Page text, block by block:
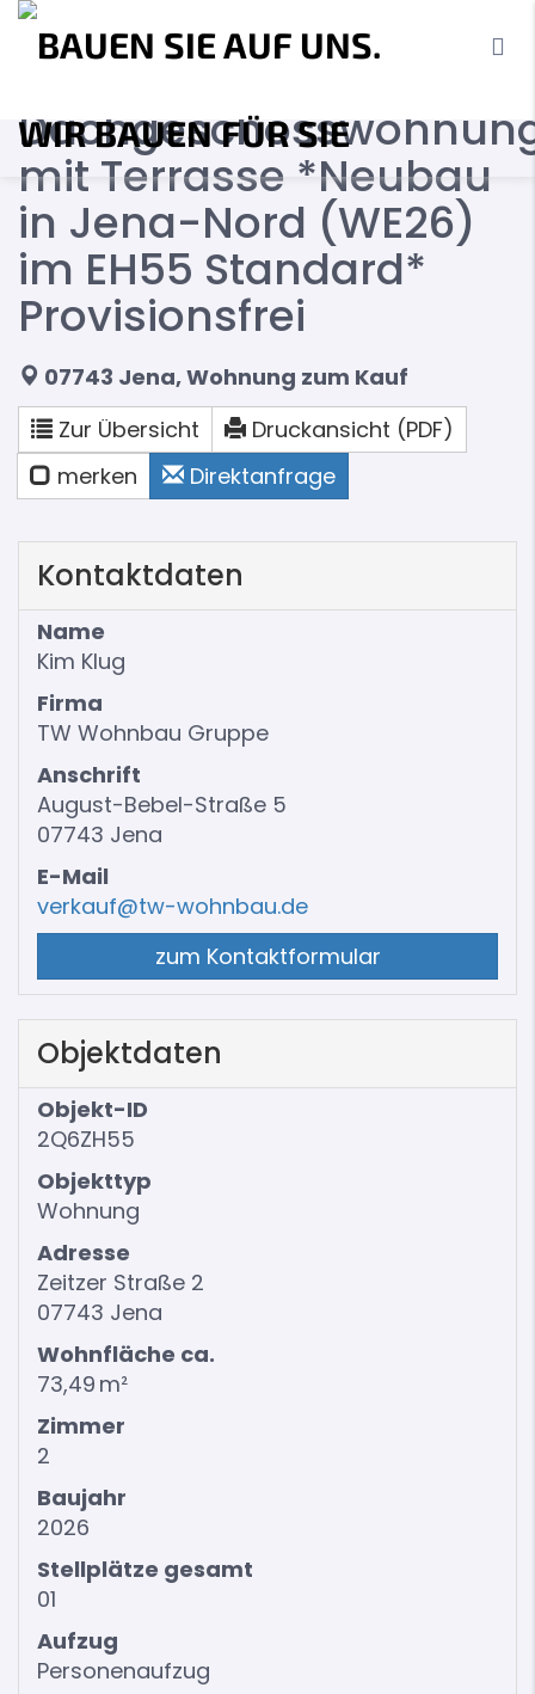
mit Terrasse *Neubau
in Jena-Nord (WE26)
im EH55 Standard*
Provisionsfrei
07743 Jena, Wohnung zum Kauf
Zur Übersicht
Druckansicht (PDF)
merken
Direktanfrage
Kontaktdaten
Name
Kim Klug
Firma
TW Wohnbau Gruppe
Anschrift
August-Bebel-Straße 5
07743 Jena
E-Mail
verkauf@tw-wohnbau.de
zum Kontaktformular
Objektdaten
Objekt-ID
2Q6ZH55
Objekttyp
Wohnung
Adresse
Zeitzer Straße 2
07743 Jena
Wohnfläche ca.
73,49 m²
Zimmer
2
Baujahr
2026
Stellplätze gesamt
01
Aufzug
Personenaufzug